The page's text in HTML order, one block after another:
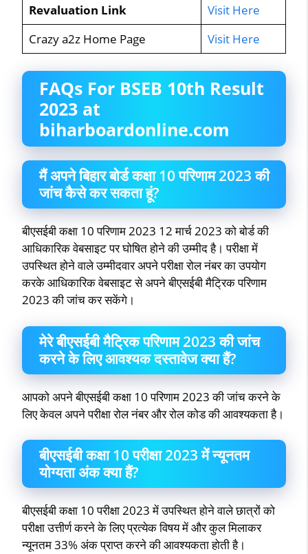
Revaluation Link
Visit Here
Crazy a2z Home Page
Visit Here
FAQs For BSEB 10th Result
2023 at
biharboardonline.com
मैं अपने बिहार बोर्ड कक्षा 10 परिणाम 2023 की
जांच कैसे कर सकता हूं?
बीएसईबी कक्षा 10 परिणाम 2023 12 मार्च 2023 को बोर्ड की
आधिकारिक वेबसाइट पर घोषित होने की उम्मीद है। परीक्षा में
उपस्थित होने वाले उम्मीदवार अपने परीक्षा रोल नंबर का उपयोग
करके आधिकारिक वेबसाइट से अपने बीएसईबी मैट्रिक परिणाम
2023 की जांच कर सकेंगे।
मेरे बीएसईबी मैट्रिक परिणाम 2023 की जांच
करने के लिए आवश्यक दस्तावेज क्या हैं?
आपको अपने बीएसईबी कक्षा 10 परिणाम 2023 की जांच करने के
लिए केवल अपने परीक्षा रोल नंबर और रोल कोड की आवश्यकता है।
बीएसईबी कक्षा 10 परीक्षा 2023 में न्यूनतम
योग्यता अंक क्या हैं?
बीएसईबी कक्षा 10 परीक्षा 2023 में उपस्थित होने वाले छात्रों को
परीक्षा उत्तीर्ण करने के लिए प्रत्येक विषय में और कुल मिलाकर
न्यूनतम 33% अंक प्राप्त करने की आवश्यकता होती है।